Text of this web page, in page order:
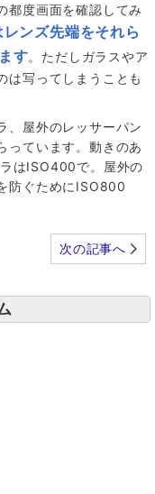
都度画面を確認してみ
ンズ先端をそれら
す。ただしガラスやア
は写ってしまうことも
、屋外のレッサーパン
っています。動きのあ
はISO400で。屋外の
防ぐためにISO800
次の記事へ